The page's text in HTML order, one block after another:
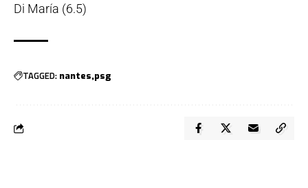
Di María (6.5)
TAGGED: nantes psg